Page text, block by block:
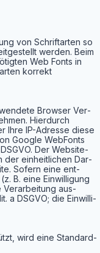
von Schrift­ar­ten so
wer­den. Beim
Web Fonts in
kor­rekt
Brow­ser Ver­
Hier­durch
Ihre IP-Adres­se die­se
Goog­le Web­Fonts
Der Web­site­
der ein­heit­li­chen Dar­
Sofern eine ent­
B. eine Ein­wil­li­gung
Ver­ar­bei­tung aus­
a DSGVO; die Ein­wil­li­
wird eine Stan­dard­